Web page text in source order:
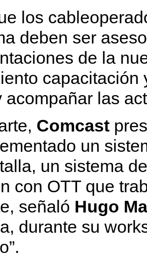
los
deben ser
de la
acompañar las
Comcast
un
un sistema
con OTT que
señaló Hugo
durante su